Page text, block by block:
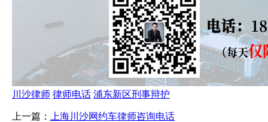
川沙律师 律师电话 浦东新区刑事辩护
上一篇： 上海川沙网约车律师咨询电话